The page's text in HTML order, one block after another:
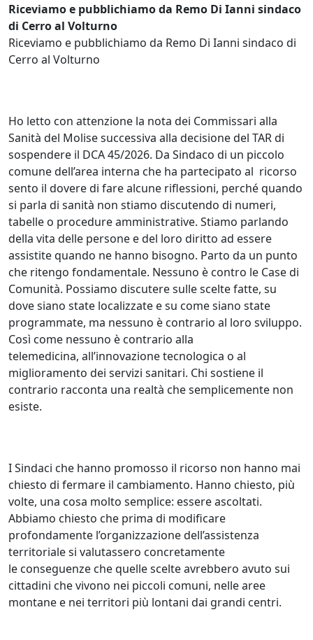
Riceviamo e pubblichiamo da Remo Di Ianni sindaco
di Cerro al Volturno
Riceviamo e pubblichiamo da Remo Di Ianni sindaco di
Cerro al Volturno
Ho letto con attenzione la nota dei Commissari alla
Sanità del Molise successiva alla decisione del TAR di
sospendere il DCA 45/2026. Da Sindaco di un piccolo
comune dell’area interna che ha partecipato al ricorso
sento il dovere di fare alcune riflessioni, perché quando
si parla di sanità non stiamo discutendo di numeri,
tabelle o procedure amministrative. Stiamo parlando
della vita delle persone e del loro diritto ad essere
assistite quando ne hanno bisogno. Parto da un punto
che ritengo fondamentale. Nessuno è contro le Case di
Comunità. Possiamo discutere sulle scelte fatte, su
dove siano state localizzate e su come siano state
programmate, ma nessuno è contrario al loro sviluppo.
Così come nessuno è contrario alla
telemedicina, all’innovazione tecnologica o al
miglioramento dei servizi sanitari. Chi sostiene il
contrario racconta una realtà che semplicemente non
esiste.
I Sindaci che hanno promosso il ricorso non hanno mai
chiesto di fermare il cambiamento. Hanno chiesto, più
volte, una cosa molto semplice: essere ascoltati.
Abbiamo chiesto che prima di modificare
profondamente l’organizzazione dell’assistenza
territoriale si valutassero concretamente
le conseguenze che quelle scelte avrebbero avuto sui
cittadini che vivono nei piccoli comuni, nelle aree
montane e nei territori più lontani dai grandi centri.